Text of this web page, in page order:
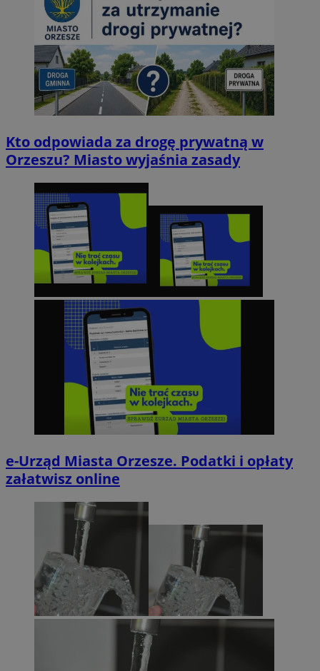
Kto odpowiada za drogę prywatną w
Orzeszu? Miasto wyjaśnia zasady
e-Urząd Miasta Orzesze. Podatki i opłaty
załatwisz online